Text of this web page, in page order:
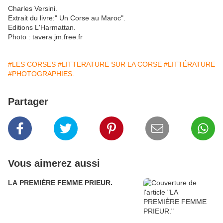
Charles Versini.
Extrait du livre:" Un Corse au Maroc".
Editions L'Harmattan.
Photo : tavera.jm.free.fr
#LES CORSES #LITTERATURE SUR LA CORSE #LITTÉRATURE
#PHOTOGRAPHIES.
Partager
Vous aimerez aussi
LA PREMIÈRE FEMME PRIEUR.